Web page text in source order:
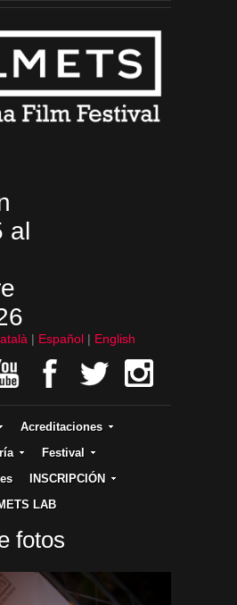
al
Español English
Acreditaciones
Festival
INSCRIPCIÓN
LAB
fotos